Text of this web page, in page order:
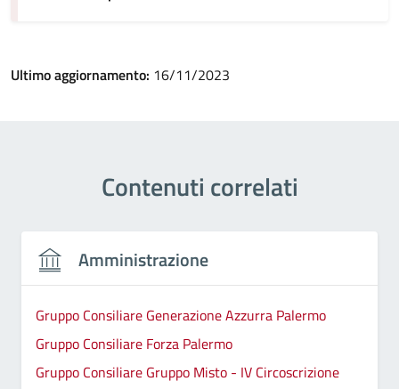
Ultimo aggiornamento: 16/11/2023
Contenuti correlati
Amministrazione
Gruppo Consiliare Generazione Azzurra Palermo
Gruppo Consiliare Forza Palermo
Gruppo Consiliare Gruppo Misto - IV Circoscrizione